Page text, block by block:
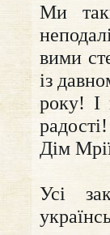
Ми
вими
із
року! І
Дім
Усі